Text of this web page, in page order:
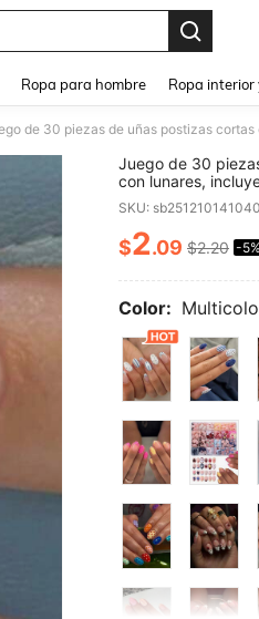
Ropa para hombre Ropa
Juego de 30
con lunares,
uñas, el arte de
dedos brillen y
uso diario
PRICE
$2.09 $2.20 -5%
Color: